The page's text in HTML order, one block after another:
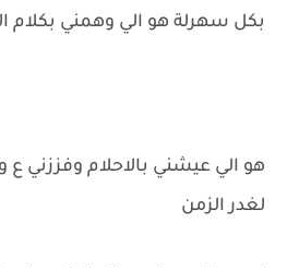
بكل سهرلة هو الي وهمني بكلام
هو الي عيشني بالاحلام وفززني ع
لغدر الزمن